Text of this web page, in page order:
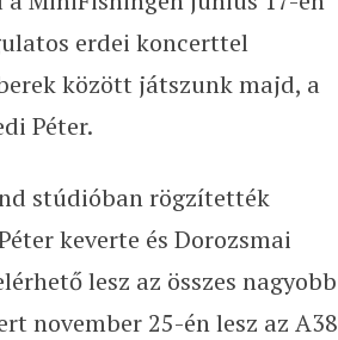
erdei koncerttel
között játszunk majd, a
Péter.
stúdióban rögzítették
keverte és Dorozsmai
lesz az összes nagyobb
november 25-én lesz az A38